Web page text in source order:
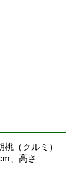
（クルミ）
、高さ